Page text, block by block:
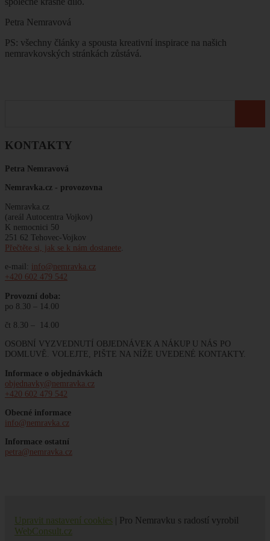
KONTAKTY
Petra Nemravová
Nemravka.cz - provozovna
Nemravka.cz
(areál Autocentra Vojkov)
K nemocnici 50
251 62 Tehovec-Vojkov
Přečtěte si, jak se k nám dostanete
e-mail: info@nemravka.cz
+420 602 479 542
Provozní doba:
po 8.30 – 14.00
čt 8.30 – 14.00
OSOBNÍ VYZVEDNUTÍ OBJEDNÁVEK A NÁKUP U NÁS PO
DOMLUVĚ. VOLEJTE, PIŠTE NA NÍŽE UVEDENÉ KONTAKTY.
Informace o objednávkách
objednavky@nemravka.cz
+420 602 479 542
Obecné informace
info@nemravka.cz
Informace ostatní
petra@nemravka.cz
Petra Nemravová
PS: všechny články a spousta kreativní inspirace na našich
nemravkovských stránkách zůstává.
Upravit nastavení cookies | Pro Nemravku s radostí vyrobil
WebConsult.cz